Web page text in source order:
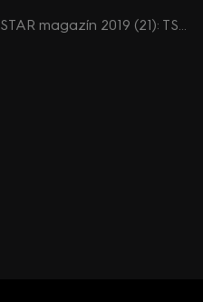
TOP STAR magazín 2019 (21): TSM před deseti lety (retro) - Vejmělková, Janda, Yvonne Přenosilová